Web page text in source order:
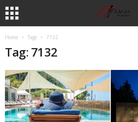
Home Tags 7132
Tag: 7132